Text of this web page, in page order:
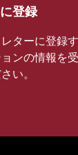
登録
ターに登録
ンの情報を
い。